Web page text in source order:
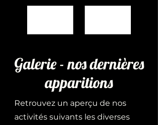
Galerie - nos dernières
apparitions
Retrouvez un aperçu de nos
activités suivants les diverses